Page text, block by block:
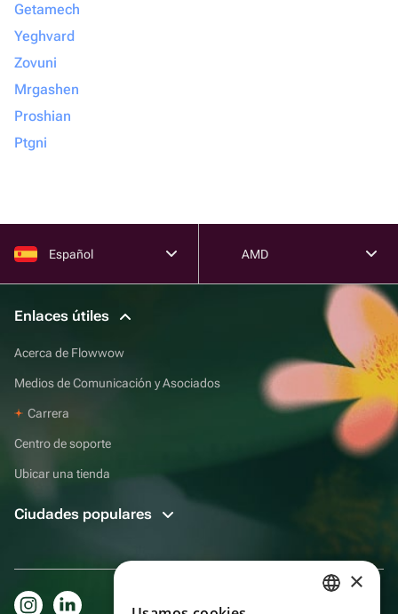
Getamech
Yeghvard
Zovuni
Mrgashen
Proshian
Ptgni
Español AMD
Enlaces útiles
Acerca de Flowwow
Medios de Comunicación y Asociados
Carrera
Centro de soporte
Ubicar una tienda
Ciudades populares
×